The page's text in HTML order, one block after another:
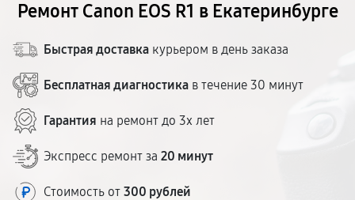
Ремонт Canon EOS R1 в Екатеринбурге
Быстрая доставка курьером в день заказа
Бесплатная диагностика в течение 30 минут
Гарантия на ремонт до 3х лет
Экспресс ремонт за 20 минут
Стоимость от 300 рублей